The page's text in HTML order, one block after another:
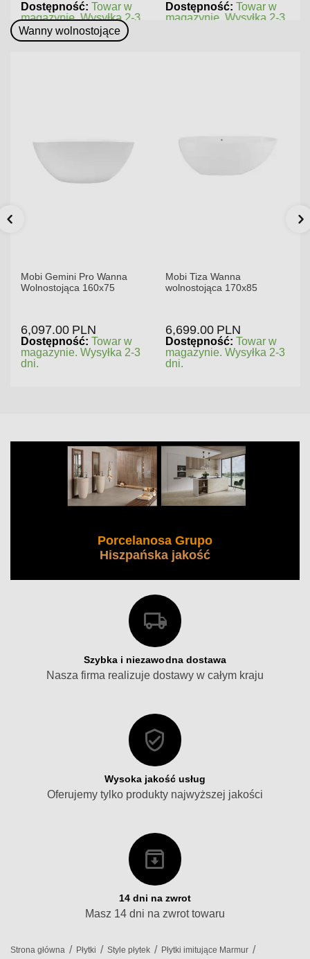
Dostępność: Towar w
magazynie. Wysyłka 2-3
dni.
Dostępność: Towar w
magazynie. Wysyłka 2-3
Wanny wolnostojące
Mobi Gemini Pro Wanna
Wolnostojąca 160x75
6,097.00 PLN
Dostępność: Towar w
magazynie. Wysyłka 2-3
dni.
Mobi Tiza Wanna
wolnostojąca 170x85
6,699.00 PLN
Dostępność: Towar w
magazynie. Wysyłka 2-3
dni.
Porcelanosa Grupo
Hiszpańska jakość
Szybka i niezawodna dostawa
Nasza firma realizuje dostawy w całym kraju
Wysoka jakość usług
Oferujemy tylko produkty najwyższej jakości
14 dni na zwrot
Masz 14 dni na zwrot towaru
Strona główna / Płytki / Style płytek / Płytki imitujące Marmur /